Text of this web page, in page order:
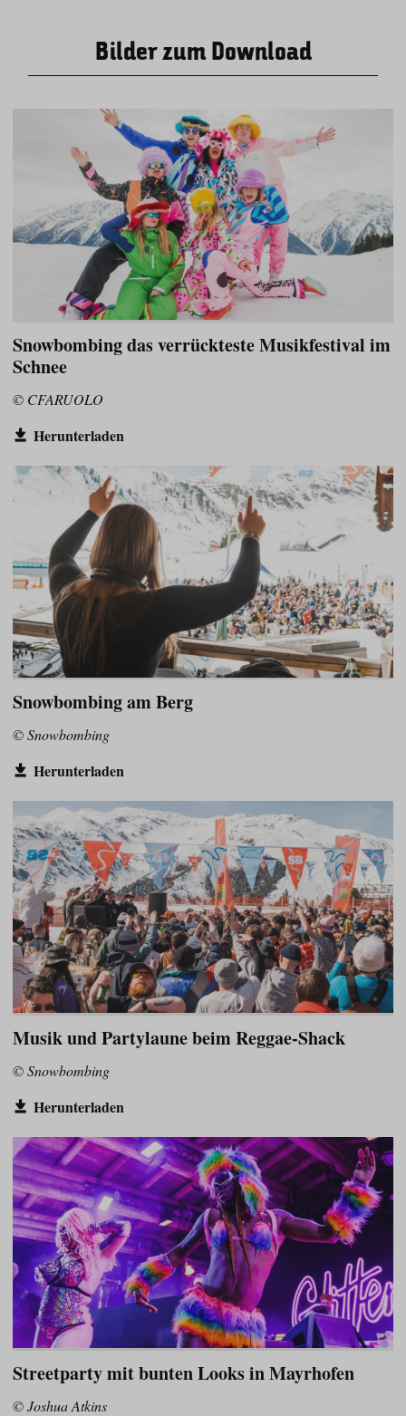
Bilder zum Download
Snowbombing das verrückteste Musikfestival im
Schnee
© CFARUOLO
Herunterladen
Snowbombing am Berg
© Snowbombing
Herunterladen
Musik und Partylaune beim Reggae-Shack
© Snowbombing
Herunterladen
Streetparty mit bunten Looks in Mayrhofen
© Joshua Atkins